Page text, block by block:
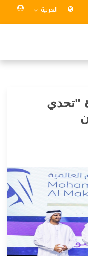
العربية
"تحدي